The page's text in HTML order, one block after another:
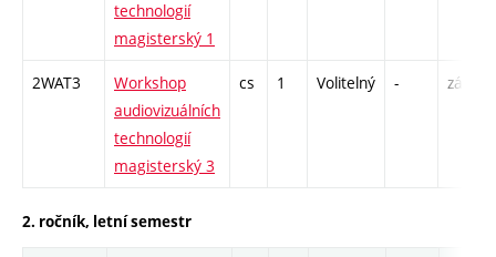
technologií
magisterský 1
2WAT3
Workshop
audiovizuálních
technologií
magisterský 3
cs 1 Volitelný - zá
2. ročník, letní semestr